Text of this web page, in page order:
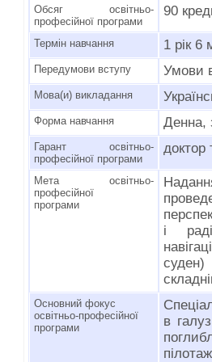
Обсяг освітньо-
професійної програми
90
Термін навчання 1 рік 6
Передумови вступу Умови
Мова(и) викладання
Форма навчання Денна,
Гарант освітньо-
професійної програми
доктор
Мета освітньо-
професійної
програми
і
Основний фокус
освітньо-професійної
програми
в